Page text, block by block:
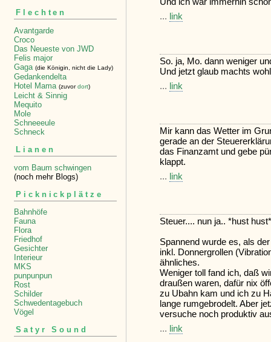
Flechten
Avantgarde
Croco
Das Neueste von JWD
Felis major
Gaga (die Königin, nicht die Lady)
Gedankendelta
Hotel Mama (zuvordort)
Leicht & Sinnig
Mequito
Mole
Schneeeule
Schneck
Lianen
vom Baum schwingen
(noch mehr Blogs)
Picknickplätze
Bahnhöfe
Fauna
Flora
Friedhof
Gesichter
Interieur
MKS
punpunpun
Rost
Schilder
Schwedentagebuch
Vögel
Satyr Sound
... link
So. ja, Mo. dann weniger
Und jetzt glaub machts
... link
Mir kann das Wetter im
gerade an der
das Finanzamt und gebe
klappt.
... link
Steuer.... nun ja.. *hust hust*
Spannend wurde es, als
inkl. Donnergrollen
ähnliches.
Weniger toll fand ich, daß
draußen waren, dafür nix
zu Ubahn kam und ich zu
lange rumgebrodelt. Aber
versuche noch produktiv
... link